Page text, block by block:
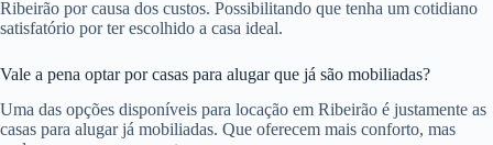
Ribeirão por causa dos custos. Possibilitando que tenha um cotidiano
satisfatório por ter escolhido a casa ideal.
Vale a pena optar por casas para alugar que já são mobiliadas?
Uma das opções disponíveis para locação em Ribeirão é justamente as
casas para alugar já mobiliadas. Que oferecem mais conforto, mas